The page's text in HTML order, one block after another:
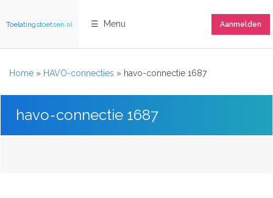
Toelatingstoetsen.nl ☰ Menu Aanmelden
Home » HAVO-connecties » havo-connectie 1687
havo-connectie 1687